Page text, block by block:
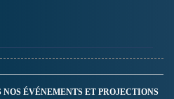
ÉVÉNEMENTS ET PROJECTIONS